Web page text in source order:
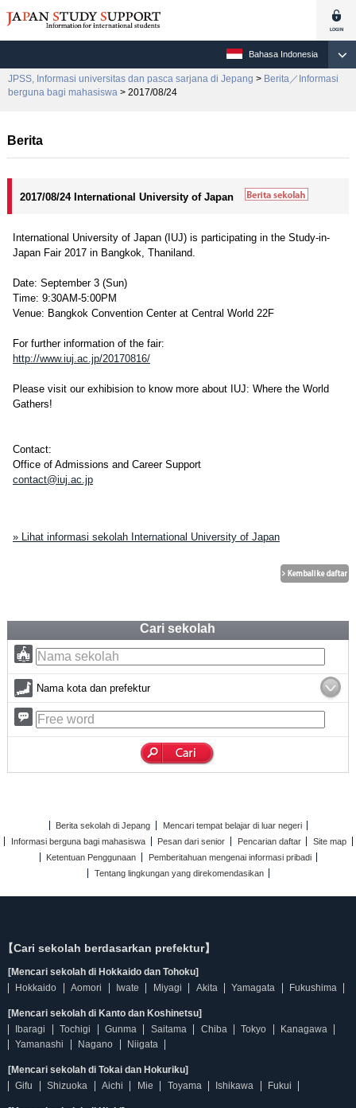
Bahasa Indonesia
JPSS, Informasi universitas dan pasca sarjana di Jepang > Berita／Informasi
berguna bagi mahasiswa > 2017/08/24
Berita
2017/08/24 International University of Japan
International University of Japan (IUJ) is participating in the Study-in-
Japan Fair 2017 in Bangkok, Thaniland.
Date: September 3 (Sun)
Time: 9:30AM-5:00PM
Venue: Bangkok Convention Center at Central World 22F
For further information of the fair:
http://www.iuj.ac.jp/20170816/
Please visit our exhibision to know more about IUJ: Where the World
Gathers!
Contact:
Office of Admissions and Career Support
contact@iuj.ac.jp
» Lihat informasi sekolah International University of Japan
Cari sekolah
Nama kota dan prefektur
Berita sekolah di Jepang
Mencari tempat belajar di luar negeri
Informasi berguna bagi mahasiswa
Pesan dari senior Pencarian daftar
Site map
Ketentuan Penggunaan
Pemberitahuan mengenai informasi pribadi
Tentang lingkungan yang direkomendasikan
【Cari sekolah berdasarkan prefektur】
[Mencari sekolah di Hokkaido dan Tohoku]
Hokkaido
Aomori Iwate Miyagi Akita Yamagata Fukushima
[Mencari sekolah di Kanto dan Koshinetsu]
Ibaragi
Tochigi Gunma Saitama Chiba Tokyo
Kanagawa
Yamanashi
Nagano Niigata
[Mencari sekolah di Tokai dan Hokuriku]
Gifu
Shizuoka Aichi Mie Toyama Ishikawa Fukui